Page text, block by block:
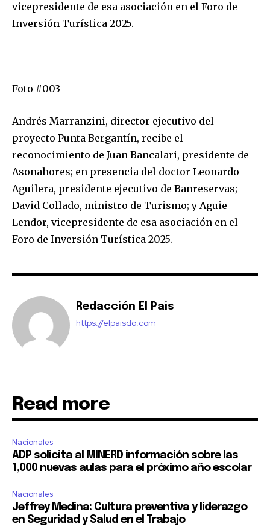
vicepresidente de esa asociación en el Foro de
Inversión Turística 2025.
Foto #003
Andrés Marranzini, director ejecutivo del
proyecto Punta Bergantín, recibe el
reconocimiento de Juan Bancalari, presidente de
Asonahores; en presencia del doctor Leonardo
Aguilera, presidente ejecutivo de Banreservas;
David Collado, ministro de Turismo; y Aguie
Lendor, vicepresidente de esa asociación en el
Foro de Inversión Turística 2025.
Redacción El Pais
https://elpaisdo.com
Read more
Nacionales
ADP solicita al MINERD información sobre las
1,000 nuevas aulas para el próximo año escolar
Nacionales
Jeffrey Medina: Cultura preventiva y liderazgo
en Seguridad y Salud en el Trabajo